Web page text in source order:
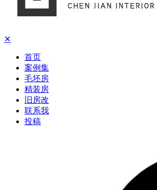
✕
首页
案例集
毛坯房
精装房
旧房改
联系我
投稿